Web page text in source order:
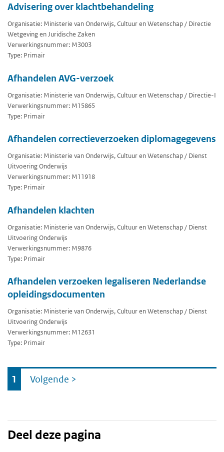
Advisering over klachtbehandeling
Organisatie: Ministerie van Onderwijs, Cultuur en Wetenschap / Directie
Wetgeving en Juridische Zaken
Verwerkingsnummer: M3003
Type: Primair
Afhandelen AVG-verzoek
Organisatie: Ministerie van Onderwijs, Cultuur en Wetenschap / Directie-I
Verwerkingsnummer: M15865
Type: Primair
Afhandelen correctieverzoeken diplomagegevens
Organisatie: Ministerie van Onderwijs, Cultuur en Wetenschap / Dienst
Uitvoering Onderwijs
Verwerkingsnummer: M11918
Type: Primair
Afhandelen klachten
Organisatie: Ministerie van Onderwijs, Cultuur en Wetenschap / Dienst
Uitvoering Onderwijs
Verwerkingsnummer: M9876
Type: Primair
Afhandelen verzoeken legaliseren Nederlandse
opleidingsdocumenten
Organisatie: Ministerie van Onderwijs, Cultuur en Wetenschap / Dienst
Uitvoering Onderwijs
Verwerkingsnummer: M12631
Type: Primair
naar
1 Volgende >
Deel deze pagina